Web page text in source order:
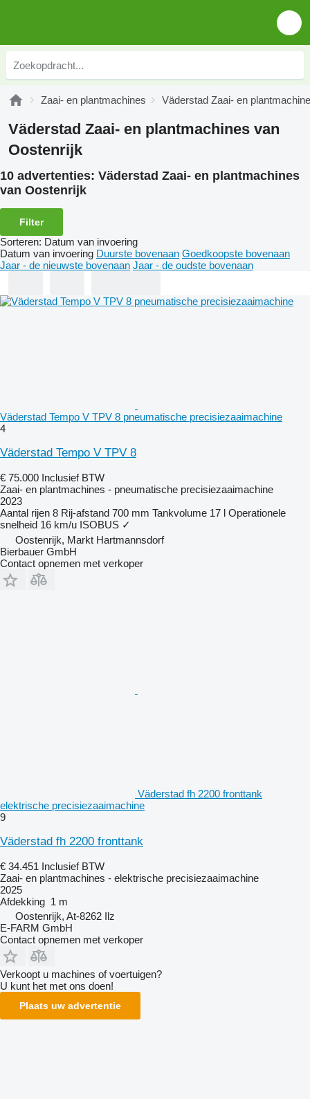
Zaai- en plantmachines Väderstad Zaai- en
Väderstad Zaai- en plantmachines van
Oostenrijk
10 advertenties: Väderstad Zaai- en plantmachines
van Oostenrijk
Filter
Sorteren: Datum van invoering
Datum van invoering Duurste bovenaan Goedkoopste bovenaan
Jaar - de nieuwste bovenaan Jaar - de oudste bovenaan
Väderstad Tempo V TPV 8 pneumatische precisiezaaimachine
4
Väderstad Tempo V TPV 8
€ 75.000 Inclusief BTW
Zaai- en plantmachines - pneumatische precisiezaaimachine
2023
Aantal rijen 8 Rij-afstand 700 mm Tankvolume 17 l Operationele
snelheid 16 km/u ISOBUS ✓
Oostenrijk, Markt Hartmannsdorf
Bierbauer GmbH
Contact opnemen met verkoper
Väderstad fh 2200 fronttank
elektrische precisiezaaimachine
9
Väderstad fh 2200 fronttank
€ 34.451 Inclusief BTW
Zaai- en plantmachines - elektrische precisiezaaimachine
2025
Afdekking 1 m
Oostenrijk, At-8262 Ilz
E-FARM GmbH
Contact opnemen met verkoper
Verkoopt u machines of voertuigen?
U kunt het met ons doen!
Plaats uw advertentie